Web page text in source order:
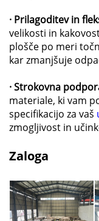
· Prilagoditev in
velikosti in
plošče po meri
kar zmanjšuje
· Strokovna
materiale, ki vam
specifikacijo za vaš
zmogljivost in
Zaloga